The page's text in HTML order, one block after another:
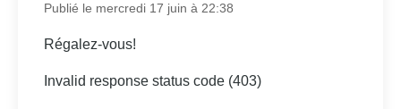
Publié le mercredi 17 juin à 22:38
Régalez-vous!
Invalid response status code (403)